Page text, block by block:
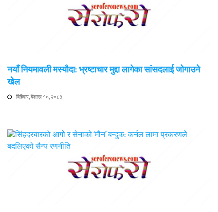
नयाँ नियमावली मस्यौदा: भ्रष्टाचार मुद्दा लागेका सांसदलाई जोगाउने
खेल
बिहिवार, बैशाख १०, २०८३